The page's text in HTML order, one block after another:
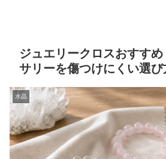
ジュエリークロスおすす
サリーを傷つけにくい選び
水晶